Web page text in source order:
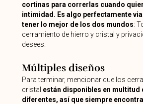
cortinas para correrlas cuando
intimidad. Es algo perfectamente
tener lo mejor de los dos mundos:
cerramiento de hierro y cristal y
desees.
Múltiples diseños
Para terminar, mencionar que los
cristal están disponibles en multitud
diferentes, así que siempre